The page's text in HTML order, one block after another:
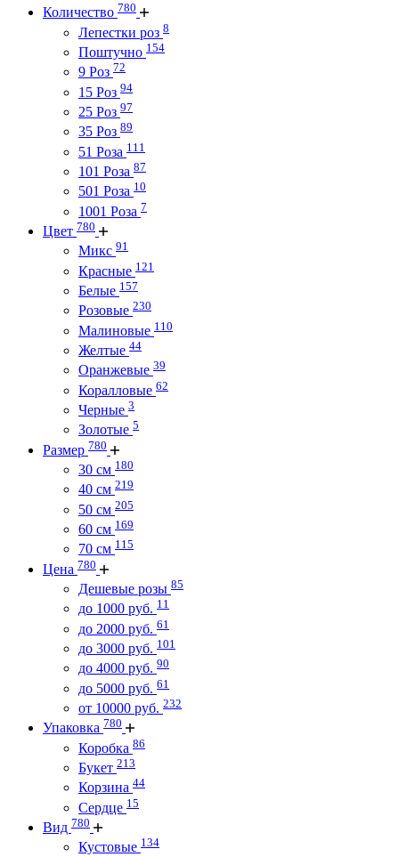
Количество 780
Лепестки роз 8
Поштучно 154
9 Роз 72
15 Роз 94
25 Роз 97
35 Роз 89
51 Роза 111
101 Роза 87
501 Роза 10
1001 Роза 7
Цвет 780
Микс 91
Красные 121
Белые 157
Розовые 230
Малиновые 110
Желтые 44
Оранжевые 39
Коралловые 62
Черные 3
Золотые 5
Размер 780
30 см 180
40 см 219
50 см 205
60 см 169
70 см 115
Цена 780
Дешевые розы 85
до 1000 руб. 11
до 2000 руб. 61
до 3000 руб. 101
до 4000 руб. 90
до 5000 руб. 61
от 10000 руб. 232
Упаковка 780
Коробка 86
Букет 213
Корзина 44
Сердце 15
Вид 780
Кустовые 134